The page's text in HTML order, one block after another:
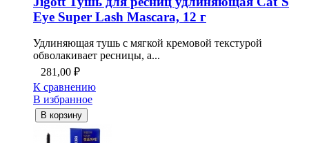
Eye Super Lash Mascara, 12 г
Удлиняющая тушь с мягкой кремовой текстурой
обволакивает ресницы, а...
281,00 ₽
К сравнению
В избранное
В корзину